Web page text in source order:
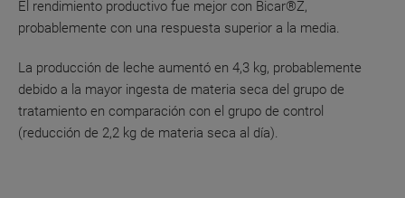
El rendimiento productivo fue mejor con Bicar®Z,
probablemente con una respuesta superior a la media.
La producción de leche aumentó en 4,3 kg, probablemente
debido a la mayor ingesta de materia seca del grupo de
tratamiento en comparación con el grupo de control
(reducción de 2,2 kg de materia seca al día).